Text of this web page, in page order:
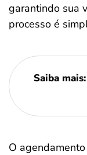
garantindo sua
processo é
Saiba mais:
O